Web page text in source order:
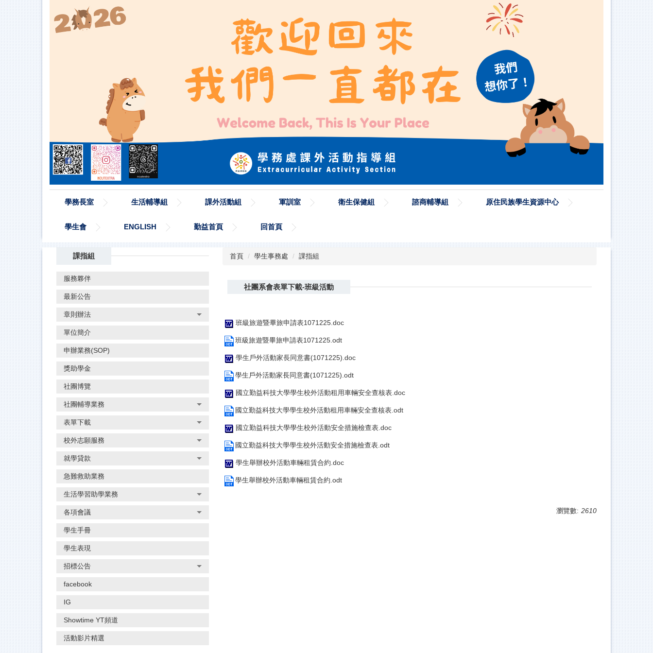
學務長室 生活輔導組 課外活動組 軍訓室 衛生保健組 諮商輔導組 原住民族學生資源中心
學生會 ENGLISH 勤益首頁 回首頁
課指組
服務夥伴
最新公告
章則辦法
單位簡介
申辦業務(SOP)
獎助學金
社團博覽
社團輔導業務
表單下載
校外志願服務
就學貸款
急難救助業務
生活學習助學業務
各項會議
學生手冊
學生表現
招標公告
facebook
IG
Showtime YT頻道
活動影片精選
首頁 學生事務處 課指組
社團系會表單下載-班級活動
班級旅遊暨畢旅申請表1071225.doc
班級旅遊暨畢旅申請表1071225.odt
學生戶外活動家長同意書(1071225).doc
學生戶外活動家長同意書(1071225).odt
國立勤益科技大學學生校外活動租用車輛安全查核表.doc
國立勤益科技大學學生校外活動租用車輛安全查核表.odt
國立勤益科技大學學生校外活動安全措施檢查表.doc
國立勤益科技大學學生校外活動安全措施檢查表.odt
學生舉辦校外活動車輛租賃合約.doc
學生舉辦校外活動車輛租賃合約.odt
瀏覽數: 2610